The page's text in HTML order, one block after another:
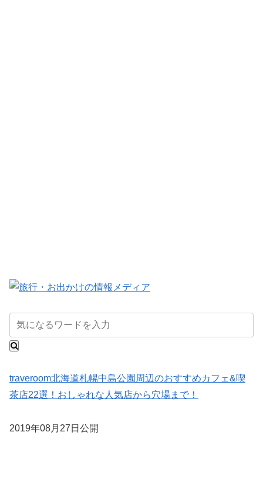
traveroom北海道札幌中島公園周辺のおすすめカフェ&喫
茶店22選！おしゃれな人気店から穴場まで！
2019年08月27日公開